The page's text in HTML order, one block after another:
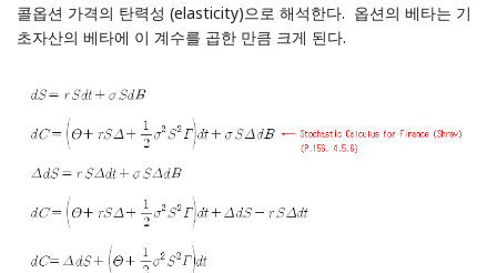
콜옵션 가격의 탄력성 (elasticity)으로 해석한다. 옵션의 베타는 기
초자산의 베타에 이 계수를 곱한 만큼 크게 된다.